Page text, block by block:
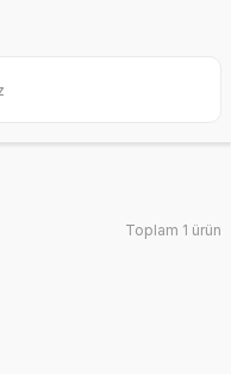
Toplam 1 ürün